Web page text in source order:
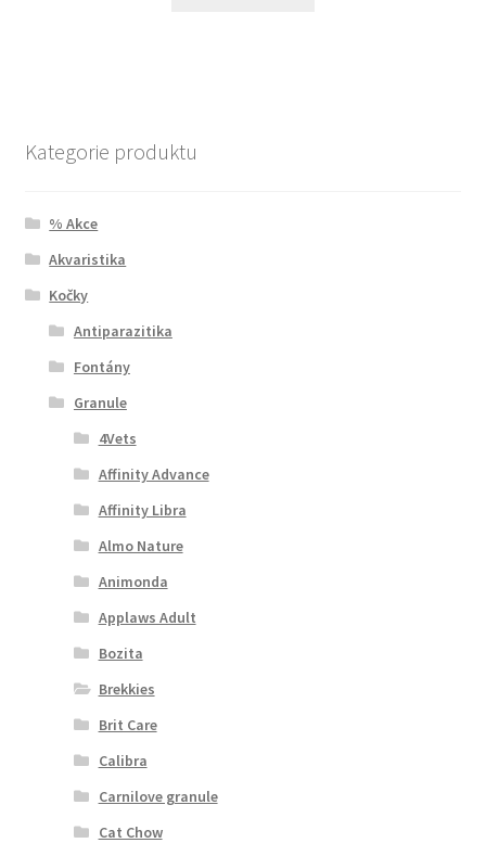
Kategorie produktu
% Akce
Akvaristika
Kočky
Antiparazitika
Fontány
Granule
4Vets
Affinity Advance
Affinity Libra
Almo Nature
Animonda
Applaws Adult
Bozita
Brekkies
Brit Care
Calibra
Carnilove granule
Cat Chow